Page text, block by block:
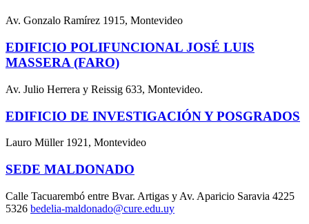
Av. Gonzalo Ramírez 1915, Montevideo
EDIFICIO POLIFUNCIONAL JOSÉ LUIS
MASSERA (FARO)
Av. Julio Herrera y Reissig 633, Montevideo.
EDIFICIO DE INVESTIGACIÓN Y POSGRADOS
Lauro Müller 1921, Montevideo
SEDE MALDONADO
Calle Tacuarembó entre Bvar. Artigas y Av. Aparicio Saravia 4225
5326 bedelia-maldonado@cure.edu.uy